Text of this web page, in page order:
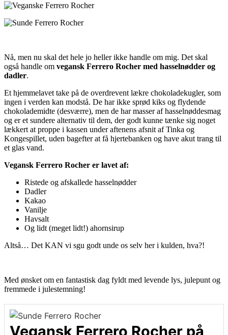
Nå, men nu skal det hele jo heller ikke handle om mig. Det skal
også handle om vegansk Ferrero Rocher med hasselnødder og
dadler.
Et hjemmelavet take på de overdrevent lækre chokoladekugler, som
ingen i verden kan modstå. De har ikke sprød kiks og flydende
chokolademidte (desværre), men de har masser af hasselnøddesmag
og er et sundere alternativ til dem, der godt kunne tænke sig noget
lækkert at proppe i kassen under aftenens afsnit af Tinka og
Kongespillet, uden bagefter at få hjertebanken og have akut trang til
et glas vand.
Vegansk Ferrero Rocher er lavet af:
Ristede og afskallede hasselnødder
Dadler
Kakao
Vanilje
Havsalt
Og lidt (meget lidt!) ahornsirup
Altså… Det KAN vi sgu godt unde os selv her i kulden, hva?!
Med ønsket om en fantastisk dag fyldt med levende lys, julepunt og
fremmede i julestemning!
Vegansk Ferrero Rocher på